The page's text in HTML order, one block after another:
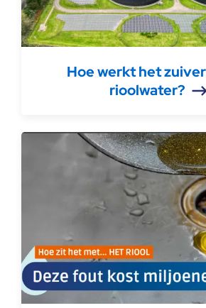
Hoe werkt het
rioolwater?